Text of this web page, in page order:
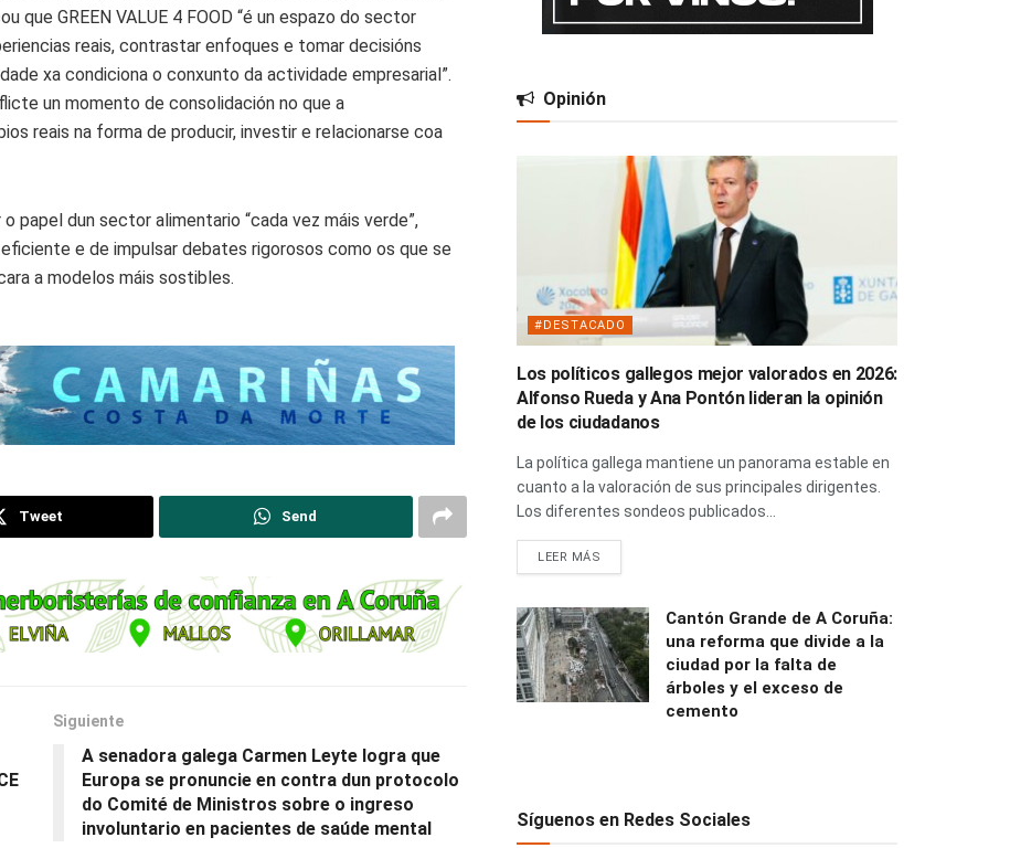
que GREEN VALUE 4 FOOD “é un espazo do sector
reais, contrastar enfoques e tomar decisións
xa condiciona o conxunto da actividade empresarial”.
un momento de consolidación no que a
reais na forma de producir, investir e relacionarse coa
papel dun sector alimentario “cada vez máis verde”,
e de impulsar debates rigorosos como os que se
a modelos máis sostibles.
Tweet Send
Siguiente
A senadora galega Carmen Leyte logra que
Europa se pronuncie en contra dun protocolo
do Comité de Ministros sobre o ingreso
involuntario en pacientes de saúde mental
Opinión
#DESTACADO
Los políticos gallegos mejor valorados en 2026:
Alfonso Rueda y Ana Pontón lideran la opinión
de los ciudadanos
La política gallega mantiene un panorama estable en
cuanto a la valoración de sus principales dirigentes.
Los diferentes sondeos publicados...
LEER MÁS
Cantón Grande de A Coruña:
una reforma que divide a la
ciudad por la falta de
árboles y el exceso de
cemento
Síguenos en Redes Sociales